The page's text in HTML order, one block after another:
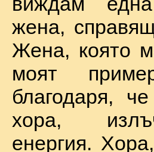
жена,
Жена, която
моят
благодаря,
хора,
енергия.